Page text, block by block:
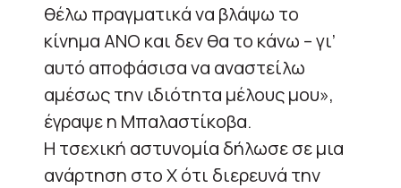
θέλω πραγματικά να βλάψω το
κίνημα ANO και δεν θα το κάνω – γι’
αυτό αποφάσισα να αναστείλω
αμέσως την ιδιότητα μέλους μου»,
έγραψε η Μπαλαστίκοβα.
Η τσεχική αστυνομία δήλωσε σε μια
ανάρτηση στο X ότι διερευνά την